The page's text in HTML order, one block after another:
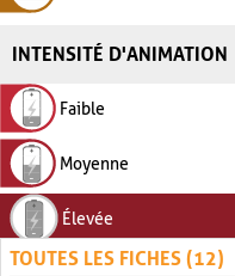
INTENSITÉ D'ANIMATION
Faible
Moyenne
Élevée
TOUTES LES FICHES (12)